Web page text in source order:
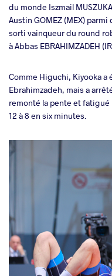
du monde Iszmail
Austin GOMEZ (MEX)
sorti vainqueur du round
à Abbas EBRAHIMZADEH
Comme Higuchi, Kiyooka
Ebrahimzadeh, mais a
remonté la pente et
12 à 8 en six minutes.